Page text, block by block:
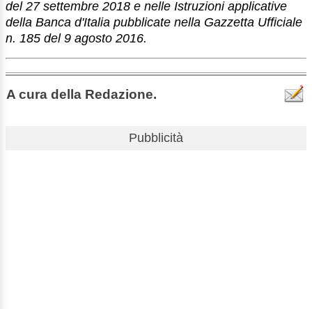
del 27 settembre 2018 e nelle Istruzioni applicative
della Banca d'Italia pubblicate nella Gazzetta Ufficiale
n. 185 del 9 agosto 2016.
A cura della Redazione.
Pubblicità